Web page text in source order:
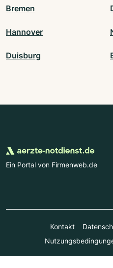
Bremen
Hannover
Duisburg
Ein Portal von Firmenweb.de
Kontakt